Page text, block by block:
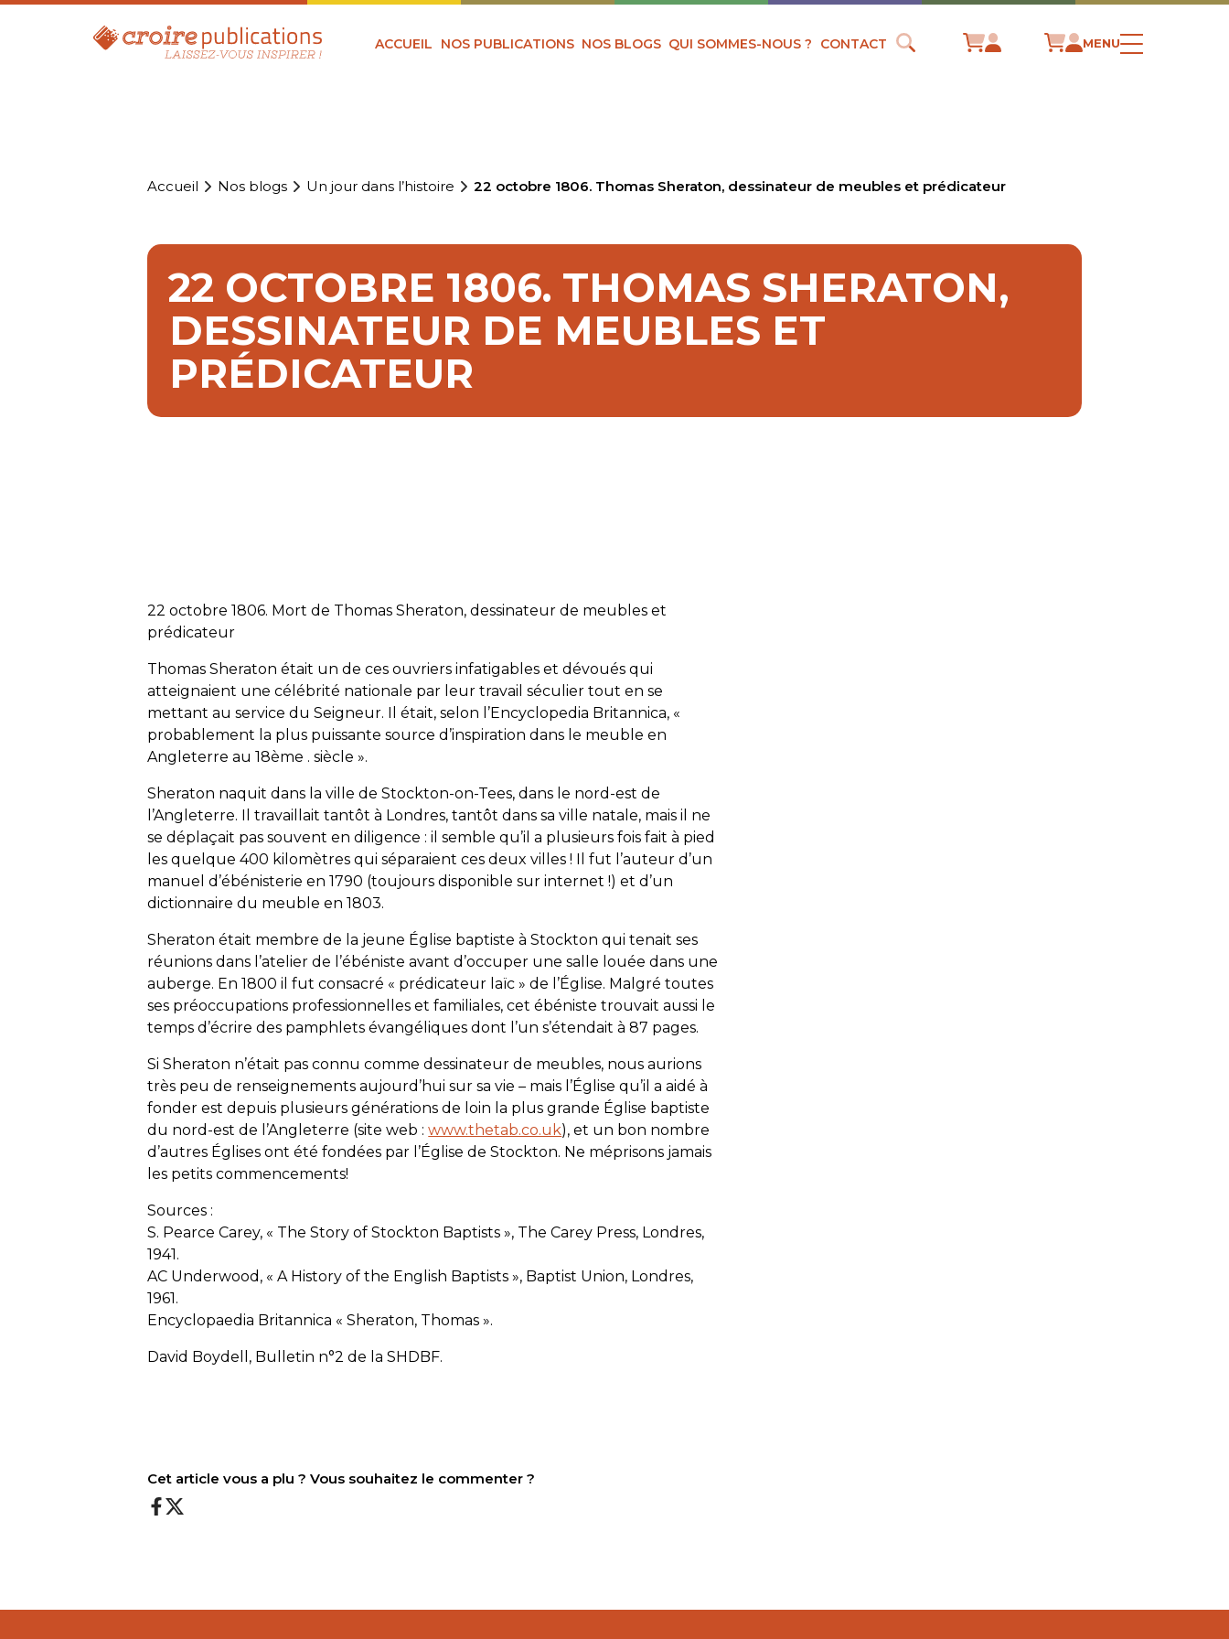
ACCUEIL NOS PUBLICATIONS NOS BLOGS QUI SOMMES-NOUS ? CONTACT MENU
Accueil Nos blogs Un jour dans l’histoire 22 octobre 1806. Thomas Sheraton, dessinateur de meubles et prédicateur
22 OCTOBRE 1806. THOMAS SHERATON,
DESSINATEUR DE MEUBLES ET
PRÉDICATEUR
22 octobre 1806. Mort de Thomas Sheraton, dessinateur de meubles et
prédicateur
Thomas Sheraton était un de ces ouvriers infatigables et dévoués qui
atteignaient une célébrité nationale par leur travail séculier tout en se
mettant au service du Seigneur. Il était, selon l’Encyclopedia Britannica, «
probablement la plus puissante source d’inspiration dans le meuble en
Angleterre au 18ème . siècle ».
Sheraton naquit dans la ville de Stockton-on-Tees, dans le nord-est de
l’Angleterre. Il travaillait tantôt à Londres, tantôt dans sa ville natale, mais il ne
se déplaçait pas souvent en diligence : il semble qu’il a plusieurs fois fait à pied
les quelque 400 kilomètres qui séparaient ces deux villes ! Il fut l’auteur d’un
manuel d’ébénisterie en 1790 (toujours disponible sur internet !) et d’un
dictionnaire du meuble en 1803.
Sheraton était membre de la jeune Église baptiste à Stockton qui tenait ses
réunions dans l’atelier de l’ébéniste avant d’occuper une salle louée dans une
auberge. En 1800 il fut consacré « prédicateur laïc » de l’Église. Malgré toutes
ses préoccupations professionnelles et familiales, cet ébéniste trouvait aussi le
temps d’écrire des pamphlets évangéliques dont l’un s’étendait à 87 pages.
Si Sheraton n’était pas connu comme dessinateur de meubles, nous aurions
très peu de renseignements aujourd’hui sur sa vie – mais l’Église qu’il a aidé à
fonder est depuis plusieurs générations de loin la plus grande Église baptiste
du nord-est de l’Angleterre (site web :www.thetab.co.uk), et un bon nombre
d’autres Églises ont été fondées par l’Église de Stockton. Ne méprisons jamais
les petits commencements!
Sources :
S. Pearce Carey, « The Story of Stockton Baptists », The Carey Press, Londres,
1941.
AC Underwood, « A History of the English Baptists », Baptist Union, Londres,
1961.
Encyclopaedia Britannica « Sheraton, Thomas ».
David Boydell, Bulletin n°2 de la SHDBF.
Cet article vous a plu ? Vous souhaitez le commenter ?